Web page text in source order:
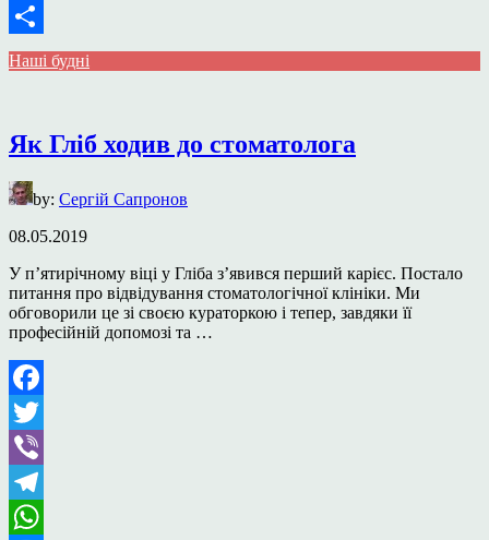
Email
Поділитися
Наші будні
Як Гліб ходив до стоматолога
by: Сергій Сапронов
08.05.2019
У п’ятирічному віці у Гліба з’явився перший карієс. Постало
питання про відвідування стоматологічної клініки. Ми
обговорили це зі своєю кураторкою і тепер, завдяки її
професійній допомозі та …
Facebook
Twitter
Viber
Telegram